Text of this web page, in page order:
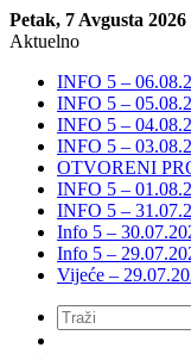
Petak, 7 Avgusta 2026
Aktuelno
INFO 5 –
INFO 5 –
INFO 5 –
INFO 5 –
OTVORENI
INFO 5 –
INFO 5 –
Info 5 –
Info 5 –
Vijeće –